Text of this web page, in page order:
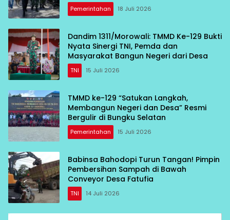
Pemerintahan 18 Juli 2026
Dandim 1311/Morowali: TMMD Ke-129 Bukti
Nyata Sinergi TNI, Pemda dan
Masyarakat Bangun Negeri dari Desa
TNI 15 Juli 2026
TMMD ke-129 “Satukan Langkah,
Membangun Negeri dan Desa” Resmi
Bergulir di Bungku Selatan
Pemerintahan 15 Juli 2026
Babinsa Bahodopi Turun Tangan! Pimpin
Pembersihan Sampah di Bawah
Conveyor Desa Fatufia
TNI 14 Juli 2026